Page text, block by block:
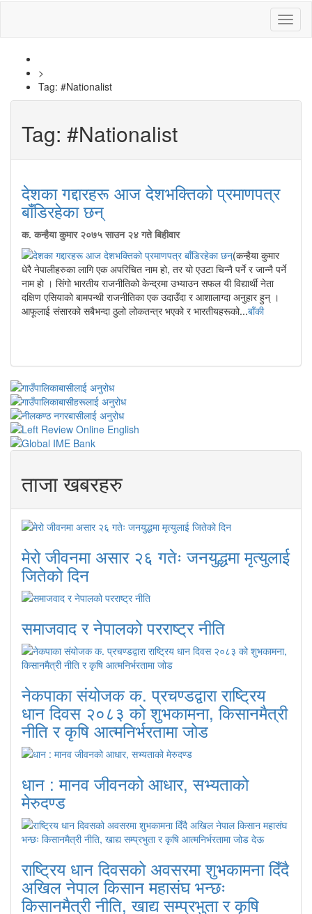
>
Tag: #Nationalist
Tag: #Nationalist
देशका गद्दारहरू आज देशभक्तिको प्रमाणपत्र
बाँडिरहेका छन्
क. कन्हैया कुमार २०७५ साउन २४ गते बिहीवार
(कन्हैया कुमार
धेरै नेपालीहरुका लागि एक अपरिचित नाम हो, तर यो एउटा चिन्नै पर्ने र जान्नै पर्ने
नाम हो । सिंगो भारतीय राजनीतिको केन्द्रमा उभ्याउन सफल यी विद्यार्थी नेता
दक्षिण एसियाको बामपन्थी राजनीतिका एक उदाउँदा र आशालाग्दा अनुहार हुन् ।
आफूलाई संसारको सबैभन्दा ठुलो लोकतन्त्र भएको र भारतीयहरूको...बाँकी
ताजा खबरहरु
मेरो जीवनमा असार २६ गतेः जनयुद्धमा मृत्युलाई
जितेको दिन
समाजवाद र नेपालको परराष्ट्र नीति
नेकपाका संयोजक क. प्रचण्डद्वारा राष्ट्रिय
धान दिवस २०८३ को शुभकामना, किसानमैत्री
नीति र कृषि आत्मनिर्भरतामा जोड
धान : मानव जीवनको आधार, सभ्यताको
मेरुदण्ड
राष्ट्रिय धान दिवसको अवसरमा शुभकामना दिँदै
अखिल नेपाल किसान महासंघ भन्छः
किसानमैत्री नीति, खाद्य सम्प्रभुता र कृषि